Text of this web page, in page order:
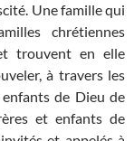
Une famille qui
chrétiennes
trouvent en elle
à travers les
de Dieu de
et enfants de